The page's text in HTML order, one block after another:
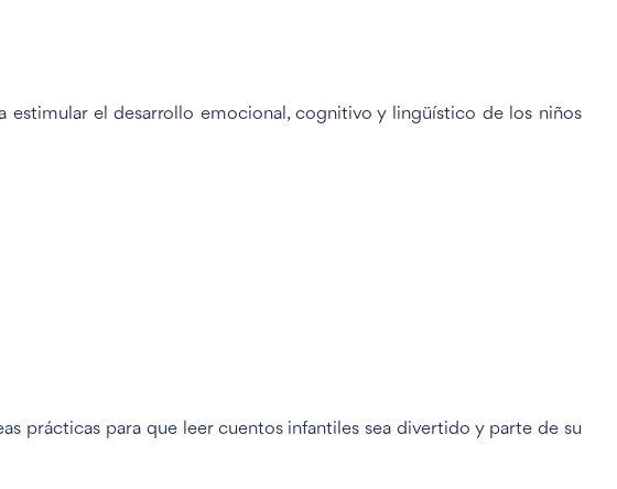
estimular el desarrollo emocional, cognitivo y lingüístico de los niños
prácticas para que leer cuentos infantiles sea divertido y parte de su